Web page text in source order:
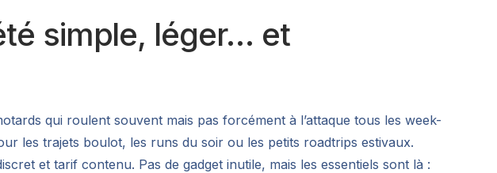
simple, léger… et
qui roulent souvent mais pas forcément à l’attaque tous les week-
les trajets boulot, les runs du soir ou les petits roadtrips estivaux.
et tarif contenu. Pas de gadget inutile, mais les essentiels sont là :